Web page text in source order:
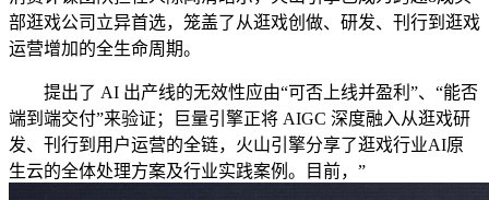
部逛戏公司立异首选，笼盖了从逛戏创做、研发、刊行到逛戏
运营增加的全生命周期。
提出了 AI 出产线的无效性应由“可否上线并盈利”、“能否
端到端交付”来验证；巨量引擎正将 AIGC 深度融入从逛戏研
发、刊行到用户运营的全链，火山引擎分享了逛戏行业AI原
生云的全体处理方案及行业实践案例。目前，”